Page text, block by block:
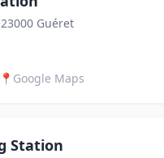
Guéret
📍 Google Maps
Station